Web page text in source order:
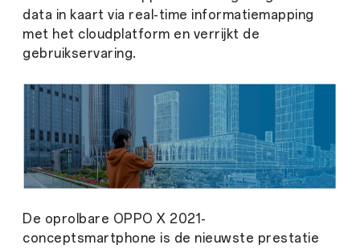
data in kaart via real-time informatiemapping
met het cloudplatform en verrijkt de
gebruikservaring.
De oprolbare OPPO X 2021-
conceptsmartphone is de nieuwste prestatie